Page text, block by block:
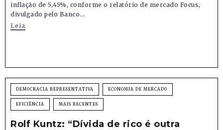
inflação de 5,45%, conforme o relatório de mercado Focus,
divulgado pelo Banco...
Leia
DEMOCRACIA REPRESENTATIVA ECONOMIA DE MERCADO
EFICIÊNCIA MAIS RECENTES
Rolf Kuntz: “Dívida de rico é outra